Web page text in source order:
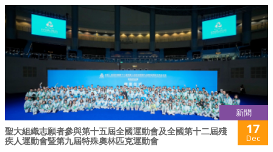
新聞
聖大組織志願者參與第十五屆全國運動會及全國第十二屆殘
疾人運動會暨第九屆特殊奧林匹克運動會
17
Dec